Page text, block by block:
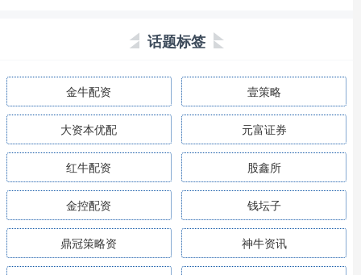
话题标签
金牛配资 壹策略
大资本优配 元富证券
红牛配资 股鑫所
金控配资 钱坛子
鼎冠策略资 神牛资讯